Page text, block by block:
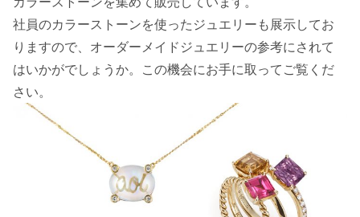
社員のカラーストーンを使ったジュエリーも展示してお
りますので、オーダーメイドジュエリーの参考にされて
はいかがでしょうか。この機会にお手に取ってご覧くだ
さい。